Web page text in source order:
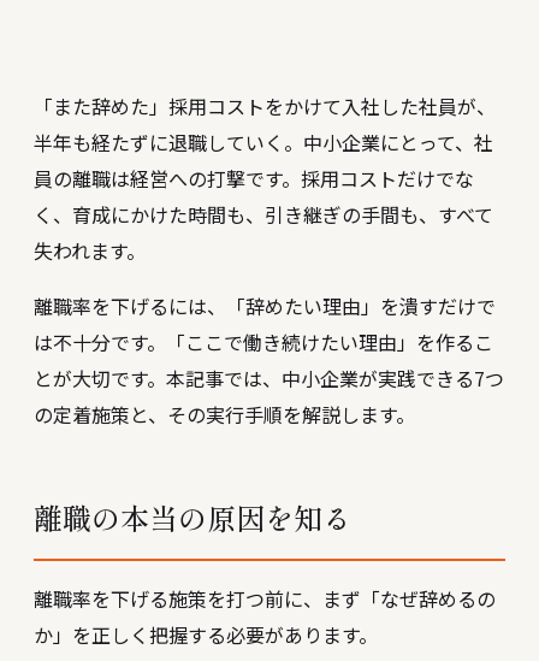
「また辞めた」――採用コストをかけて入社した社員が、
半年も経たずに退職していく。中小企業にとって、社
員の離職は経営への打撃です。採用コストだけでな
く、育成にかけた時間も、引き継ぎの手間も、すべて
失われます。
離職率を下げるには、「辞めたい理由」を潰すだけで
は不十分です。「ここで働き続けたい理由」を作るこ
とが大切です。本記事では、中小企業が実践できる7つ
の定着施策と、その実行手順を解説します。
離職の本当の原因を知る
離職率を下げる施策を打つ前に、まず「なぜ辞めるの
か」を正しく把握する必要があります。